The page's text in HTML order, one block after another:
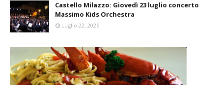
Castello Milazzo: Giovedì 23 luglio concerto
Massimo Kids Orchestra
Luglio 22, 2026